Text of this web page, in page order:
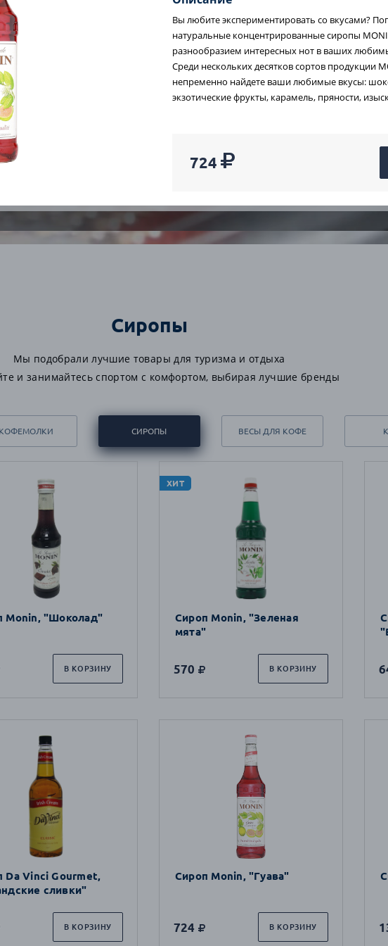
ПОСМОТРЕТЬ КАТАЛОГ
Работаем без
Сиропы
Мы подобрали лучшие товары для туризма и отдыха
и занимайтесь спортом с комфортом, выбирая лучшие бренды
Вы любите экспериментировать со вкусами?
натуральные концентрированные сиропы
разнообразием интересных нот в ваших
Среди нескольких десятков сортов продукции
непременно найдете ваши любимые вкусы:
экзотические фрукты, карамель, пряности,
724
КОФЕМОЛКИ СИРОПЫ ВЕСЫ ДЛЯ КОФЕ
Monin, "Шоколад"
В КОРЗИНУ
ХИТ
Сироп Monin, "Зеленая
мята"
570 В КОРЗИНУ
Da Vinci Gourmet,
сливки"
В КОРЗИНУ
Сироп Monin, "Гуава"
724 В КОРЗИНУ